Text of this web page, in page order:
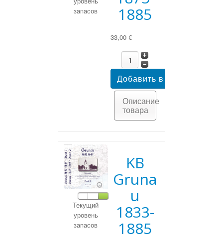
запасов
1885
33,00 €
Описание
товара
Текущий
уровень
запасов
KB
Gruna
u
1833-
1885